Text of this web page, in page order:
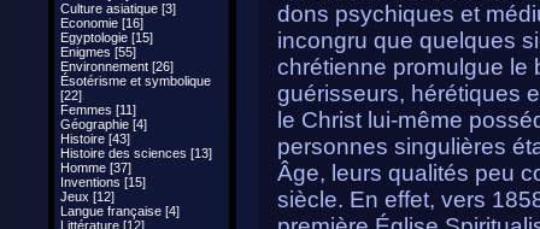
Culture asiatique [3]
Economie [16]
Egyptologie [15]
Enigmes [55]
Environnement [26]
Ésotérisme et symbolique
[22]
Femmes [11]
Géographie [4]
Histoire [43]
Histoire des sciences [13]
Homme [37]
Inventions [15]
Jeux [12]
Langue française [4]
Littérature [12]
dons psychiques et
incongru que quelques
chrétienne promulgue le
guérisseurs, hérétiques
le Christ lui-même
personnes singulières
Âge, leurs qualités peu
siècle. En effet, vers